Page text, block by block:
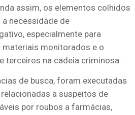
assim, os elementos colhidos
necessidade de
especialmente para
monitorados e o
terceiros na cadeia criminosa.
de busca, foram executadas
a suspeitos de
por roubos a farmácias,